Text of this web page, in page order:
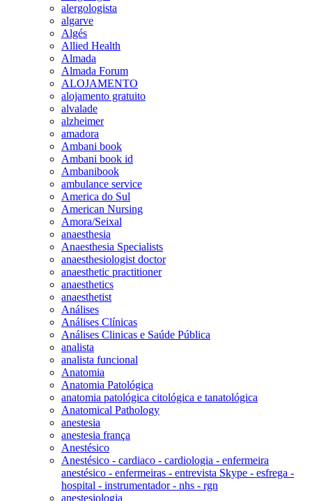
alergologista
algarve
Algés
Allied Health
Almada
Almada Forum
ALOJAMENTO
alojamento gratuito
alvalade
alzheimer
amadora
Ambani book
Ambani book id
Ambanibook
ambulance service
America do Sul
American Nursing
Amora/Seixal
anaesthesia
Anaesthesia Specialists
anaesthesiologist doctor
anaesthetic practitioner
anaesthetics
anaesthetist
Análises
Análises Clínicas
Análises Clinicas e Saúde Pública
analista
analista funcional
Anatomia
Anatomia Patológica
anatomia patológica citológica e tanatológica
Anatomical Pathology
anestesia
anestesia frança
Anestésico
Anestésico - cardiaco - cardiologia - enfermeira
anestésico - enfermeiras - entrevista Skype - esfrega -
hospital - instrumentador - nhs - rgn
anestesiologia